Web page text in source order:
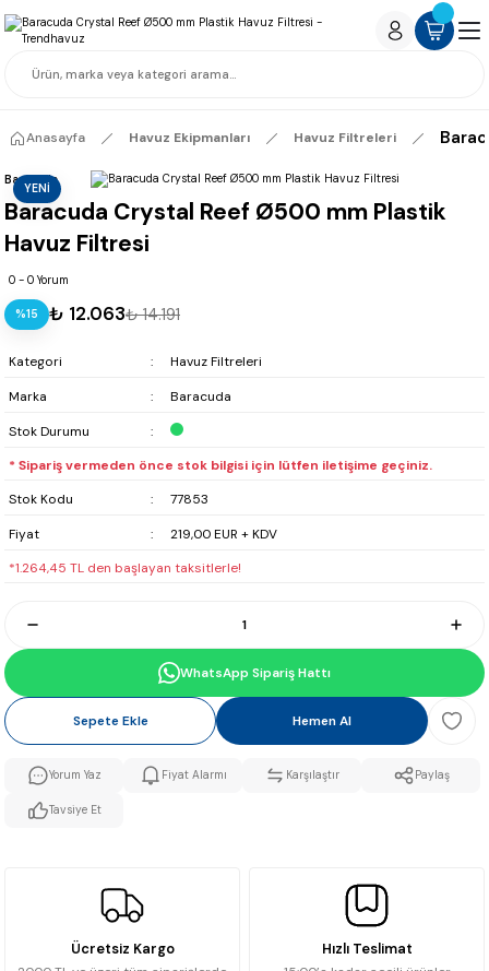
Anasayfa Havuz Ekipmanları Havuz Filtreleri
YENİ
Baracuda
Baracuda Crystal Reef Ø500 mm Plastik
Havuz Filtresi
0 - 0 Yorum
%15 ₺ 12.063₺ 14.191
Kategori
Havuz Filtreleri
Marka
Baracuda
Stok Durumu
* Sipariş vermeden önce stok bilgisi için lütfen iletişime geçiniz.
Stok Kodu
77853
Fiyat
219,00 EUR + KDV
*1.264,45 TL den başlayan taksitlerle!
WhatsApp Sipariş Hattı
Sepete Ekle Hemen Al
Yorum Yaz Fiyat Alarmı Karşılaştır Paylaş
Tavsiye Et
Ücretsiz Kargo Hızlı Teslimat